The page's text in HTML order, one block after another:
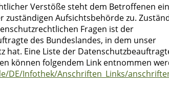
Verstöße steht dem Betroffenen ein
zuständigen Aufsichtsbehörde zu.
Fragen ist der
des Bundeslandes, in dem unser
hat. Eine Liste der
können folgendem Link entnommen
DE/Infothek/Anschriften_Links/